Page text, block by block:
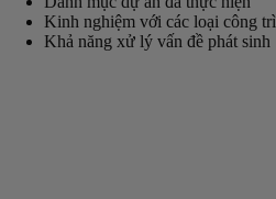
Kinh nghiệm với các loại công
Khả năng xử lý vấn đề phát sinh